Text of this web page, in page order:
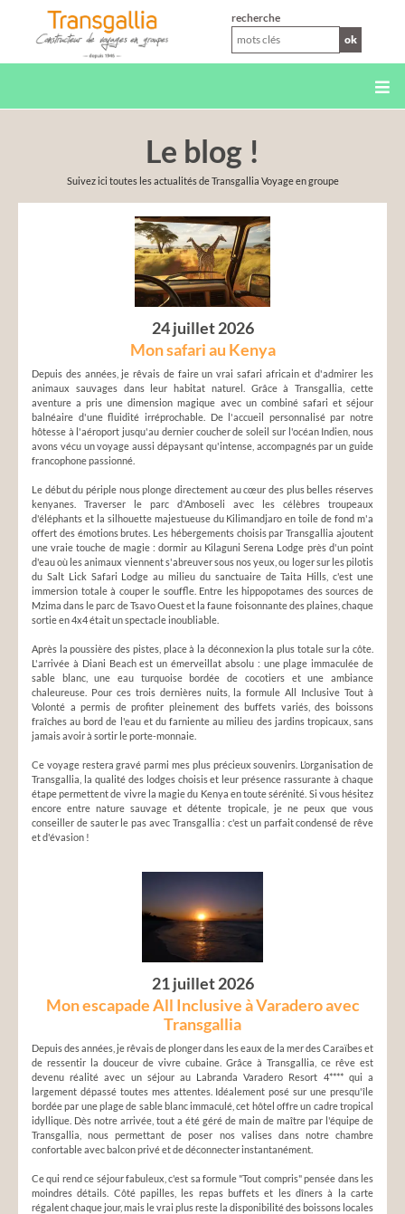
recherche
ok
Le blog !
Suivez ici toutes les actualités de Transgallia Voyage en groupe
24 juillet 2026
Mon safari au Kenya
Depuis des années, je rêvais de faire un vrai safari africain et d'admirer les
animaux sauvages dans leur habitat naturel. Grâce à Transgallia, cette
aventure a pris une dimension magique avec un combiné safari et séjour
balnéaire d'une fluidité irréprochable. De l'accueil personnalisé par notre
hôtesse à l'aéroport jusqu'au dernier coucher de soleil sur l'océan Indien, nous
avons vécu un voyage aussi dépaysant qu'intense, accompagnés par un guide
francophone passionné.
Le début du périple nous plonge directement au cœur des plus belles réserves
kenyanes. Traverser le parc d'Amboseli avec les célèbres troupeaux
d'éléphants et la silhouette majestueuse du Kilimandjaro en toile de fond m'a
offert des émotions brutes. Les hébergements choisis par Transgallia ajoutent
une vraie touche de magie : dormir au Kilaguni Serena Lodge près d'un point
d'eau où les animaux viennent s'abreuver sous nos yeux, ou loger sur les pilotis
du Salt Lick Safari Lodge au milieu du sanctuaire de Taita Hills, c'est une
immersion totale à couper le souffle. Entre les hippopotames des sources de
Mzima dans le parc de Tsavo Ouest et la faune foisonnante des plaines, chaque
sortie en 4x4 était un spectacle inoubliable.
Après la poussière des pistes, place à la déconnexion la plus totale sur la côte.
L'arrivée à Diani Beach est un émerveillat absolu : une plage immaculée de
sable blanc, une eau turquoise bordée de cocotiers et une ambiance
chaleureuse. Pour ces trois dernières nuits, la formule All Inclusive Tout à
Volonté a permis de profiter pleinement des buffets variés, des boissons
fraîches au bord de l'eau et du farniente au milieu des jardins tropicaux, sans
jamais avoir à sortir le porte-monnaie.
Ce voyage restera gravé parmi mes plus précieux souvenirs. L’organisation de
Transgallia, la qualité des lodges choisis et leur présence rassurante à chaque
étape permettent de vivre la magie du Kenya en toute sérénité. Si vous hésitez
encore entre nature sauvage et détente tropicale, je ne peux que vous
conseiller de sauter le pas avec Transgallia : c'est un parfait condensé de rêve
et d'évasion !
21 juillet 2026
Mon escapade All Inclusive à Varadero avec
Transgallia
Depuis des années, je rêvais de plonger dans les eaux de la mer des Caraïbes et
de ressentir la douceur de vivre cubaine. Grâce à Transgallia, ce rêve est
devenu réalité avec un séjour au Labranda Varadero Resort 4**** qui a
largement dépassé toutes mes attentes. Idéalement posé sur une presqu'île
bordée par une plage de sable blanc immaculé, cet hôtel offre un cadre tropical
idyllique. Dès notre arrivée, tout a été géré de main de maître par l'équipe de
Transgallia, nous permettant de poser nos valises dans notre chambre
confortable avec balcon privé et de déconnecter instantanément.
Ce qui rend ce séjour fabuleux, c'est sa formule "Tout compris" pensée dans les
moindres détails. Côté papilles, les repas buffets et les dîners à la carte
régalent chaque jour, mais le vrai plus reste la disponibilité des boissons locales